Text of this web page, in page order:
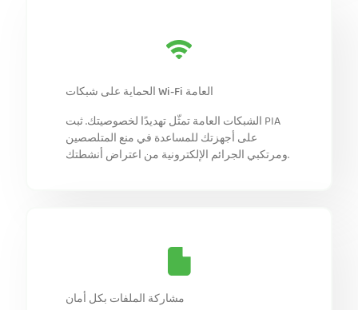
الحماية على شبكات Wi-Fi العامة
الشبكات العامة تمثّل تهديدًا لخصوصيتك. ثبت PIA
على أجهزتك للمساعدة في منع المتلصصين
ومرتكبي الجرائم الإلكترونية من اعتراض أنشطتك.
مشاركة الملفات بكل أمان